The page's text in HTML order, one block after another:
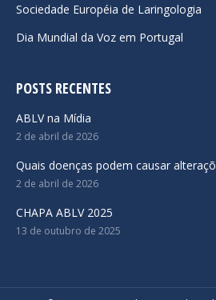
Sociedade Européia de Laringologia
Dia Mundial da Voz em Portugal
POSTS RECENTES
ABLV na Mídia
2 de abril de 2026
Quais doenças podem causar
2 de abril de 2026
CHAPA ABLV 2025
13 de outubro de 2025